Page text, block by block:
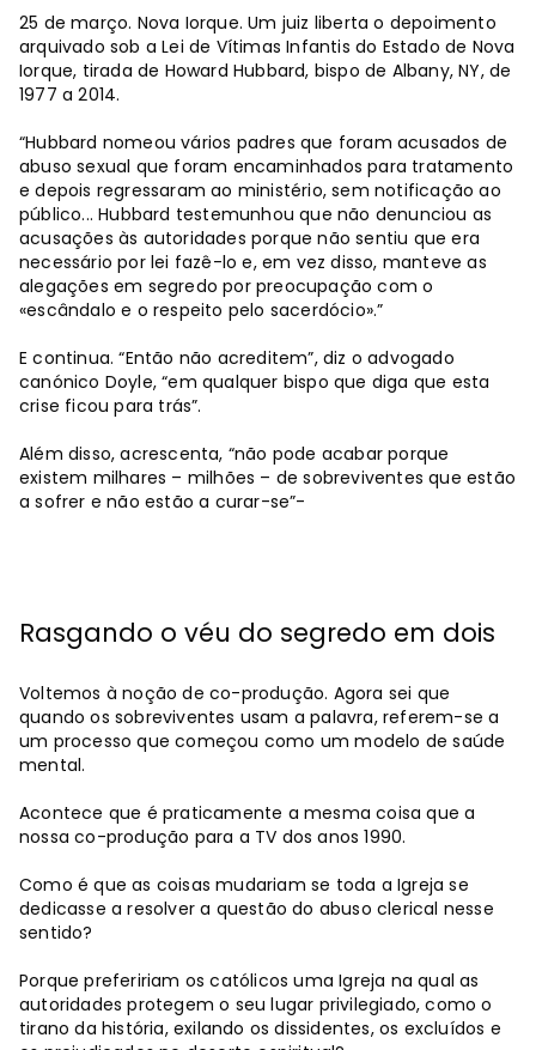
25 de março. Nova Iorque. Um juiz liberta o depoimento
arquivado sob a Lei de Vítimas Infantis do Estado de Nova
Iorque, tirada de Howard Hubbard, bispo de Albany, NY, de
1977 a 2014.
“Hubbard nomeou vários padres que foram acusados ​​de
abuso sexual que foram encaminhados para tratamento
e depois regressaram ao ministério, sem notificação ao
público... Hubbard testemunhou que não denunciou as
acusações às autoridades porque não sentiu que era
necessário por lei fazê-lo e, em vez disso, manteve as
alegações em segredo por preocupação com o
«escândalo e o respeito pelo sacerdócio».”
E continua. “Então não acreditem”, diz o advogado
canónico Doyle, “em qualquer bispo que diga que esta
crise ficou para trás”.
Além disso, acrescenta, “não pode acabar porque
existem milhares – milhões – de sobreviventes que estão
a sofrer e não estão a curar-se”-
Rasgando o véu do segredo em dois
Voltemos à noção de co-produção. Agora sei que
quando os sobreviventes usam a palavra, referem-se a
um processo que começou como um modelo de saúde
mental.
Acontece que é praticamente a mesma coisa que a
nossa co-produção para a TV dos anos 1990.
Como é que as coisas mudariam se toda a Igreja se
dedicasse a resolver a questão do abuso clerical nesse
sentido?
Porque prefeririam os católicos uma Igreja na qual as
autoridades protegem o seu lugar privilegiado, como o
tirano da história, exilando os dissidentes, os excluídos e